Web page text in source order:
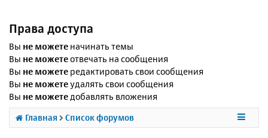
Права доступа
Вы не можете начинать темы
Вы не можетеотвечать на сообщения
Вы не можете редактировать свои сообщения
Вы не можетеудалять свои сообщения
Вы не можетедобавлять вложения
Главная Список форумов